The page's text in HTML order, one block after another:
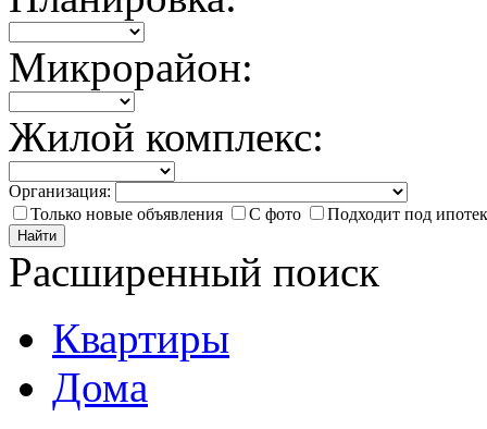
Микрорайон:
Жилой комплекс:
Организация:
Только новые объявления
С фото Подходит под
Найти
Расширенный поиск
Квартиры
Дома